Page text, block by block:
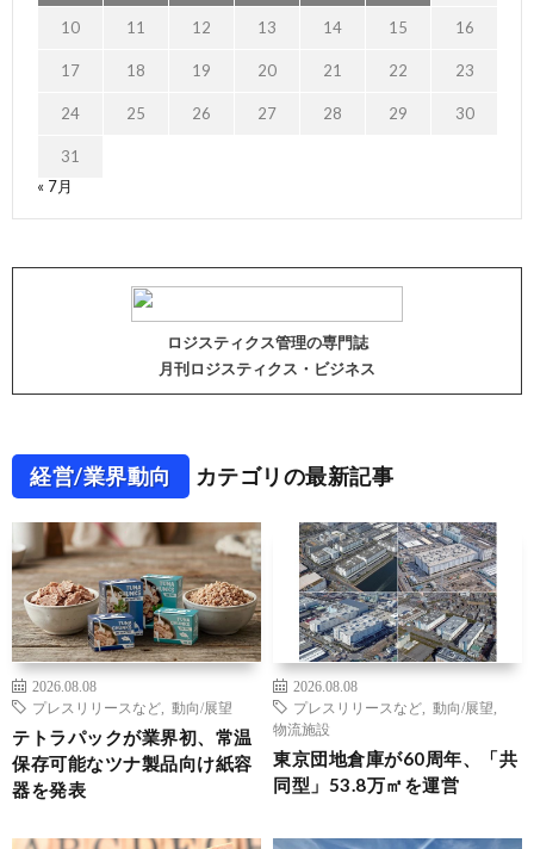
10 11 12 13 14 15 16
17 18 19 20 21 22 23
24 25 26 27 28 29 30
31
« 7月
ロジスティクス管理の専門誌
月刊ロジスティクス・ビジネス
経営/業界動向 カテゴリの最新記事
2026.08.08
プレスリリースなど
動向/展望
テトラパックが業界初、常温
保存可能なツナ製品向け紙容
器を発表
2026.08.08
プレスリリースなど
動向/展望
物流施設
東京団地倉庫が60周年、「共
同型」53.8万㎡を運営